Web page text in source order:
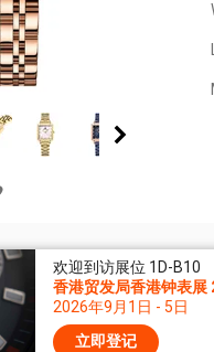
欢迎到访展位 1D-B10
香港贸发局香港钟表展
2026年9月1日 - 5日
立即登记